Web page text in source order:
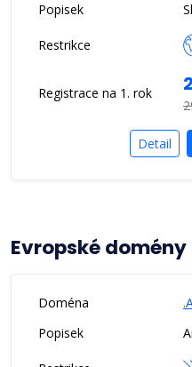
Detail
Evropské domény